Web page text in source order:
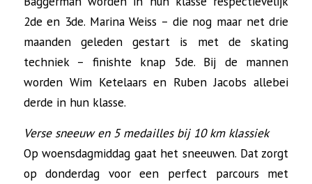
2de en 3de. Marina Weiss – die nog maar net drie
maanden geleden gestart is met de skating
techniek – finishte knap 5de. Bij de mannen
worden Wim Ketelaars en Ruben Jacobs allebei
derde in hun klasse.
Verse sneeuw en 5 medailles bij 10 km klassiek
Op woensdagmiddag gaat het sneeuwen. Dat zorgt
op donderdag voor een perfect parcours met